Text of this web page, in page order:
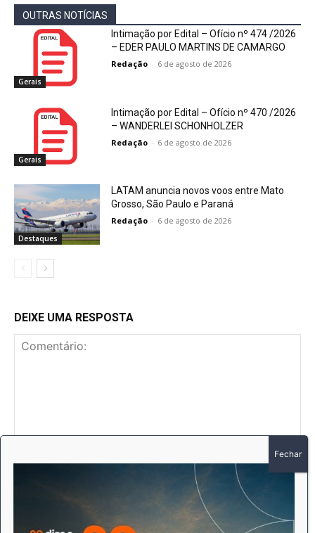
OUTRAS NOTÍCIAS
Gerais
Intimação por Edital – Ofício nº 474 /2026
– EDER PAULO MARTINS DE CAMARGO
Redação - 6 de agosto de 2026
Gerais
Intimação por Edital – Ofício nº 470 /2026
– WANDERLEI SCHONHOLZER
Redação - 6 de agosto de 2026
Destaques
LATAM anuncia novos voos entre Mato
Grosso, São Paulo e Paraná
Redação - 6 de agosto de 2026
DEIXE UMA RESPOSTA